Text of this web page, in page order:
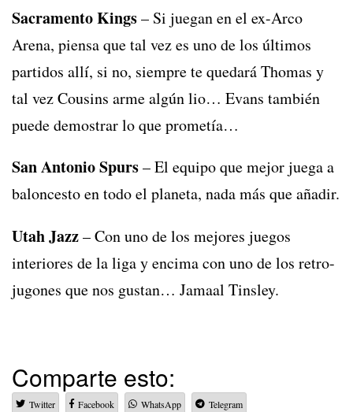
Sacramento Kings– Si juegan en el ex-Arco
Arena, piensa que tal vez es uno de los últimos
partidos allí, si no, siempre te quedará Thomas y
tal vez Cousins arme algún lio… Evans también
puede demostrar lo que prometía…
San Antonio Spurs– El equipo que mejor juega a
baloncesto en todo el planeta, nada más que añadir.
Utah Jazz– Con uno de los mejores juegos
interiores de la liga y encima con uno de los retro-
jugones que nos gustan… Jamaal Tinsley.
Comparte esto:
Twitter Facebook WhatsApp Telegram